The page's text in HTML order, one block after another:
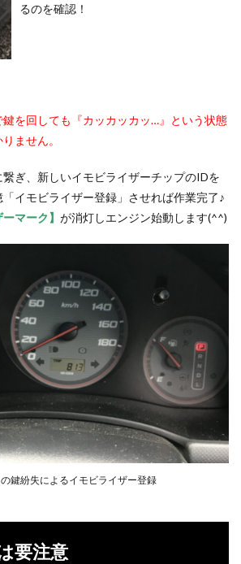
るのを確認！
を回しても『カッカッカッ…』という状態
ません。
ぎ、新しいイモビライザーチップのIDを
イモビライザー登録」させれば作業完了♪
マーク】 が消灯しエンジン始動します(^^)
鍵紛失によるイモビライザー登録
要注意